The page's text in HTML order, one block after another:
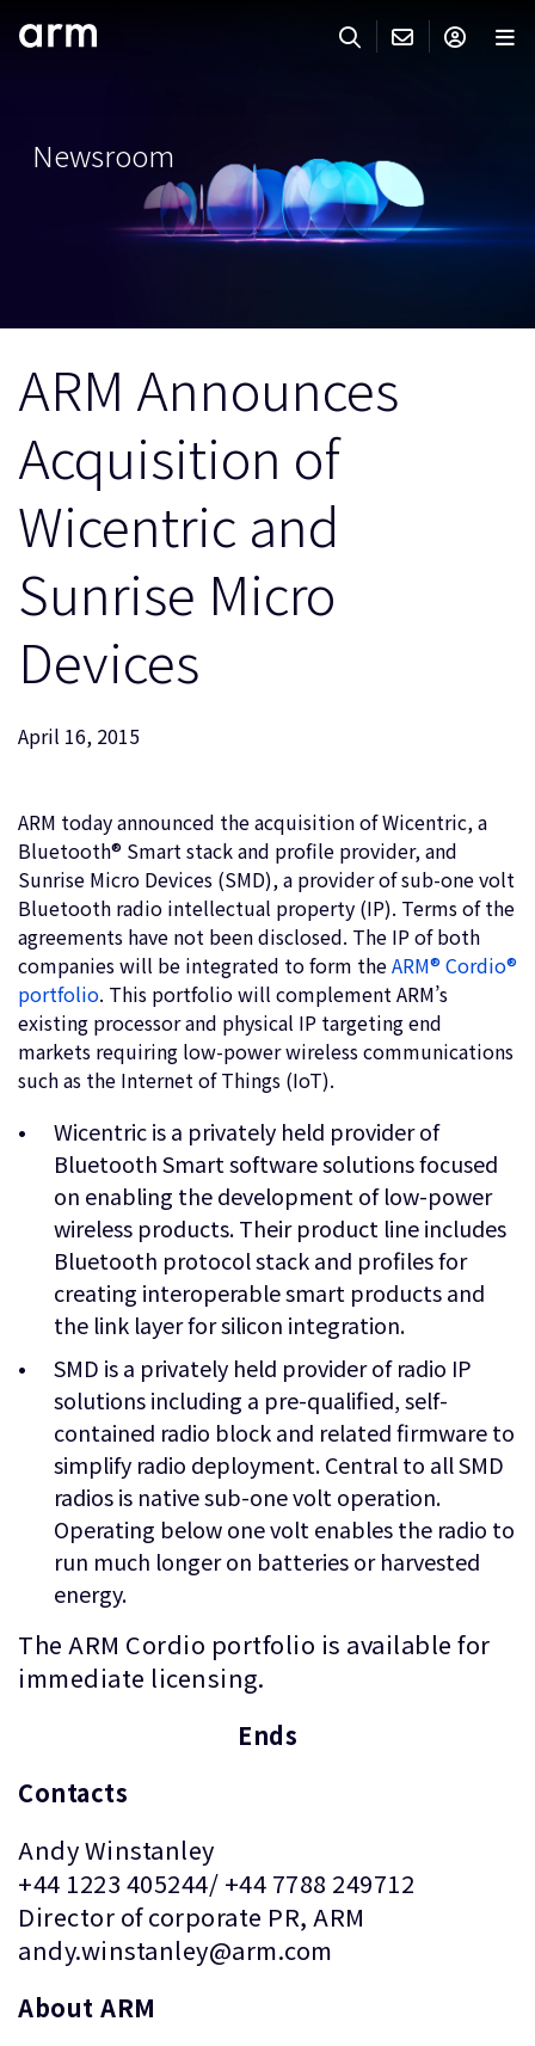
Skip to Footer
サポート
IP サポート
企業様向けFlexible Access
IPライセンスのお問い合わせ
その他のお問い合わせ
Arm Integrity Helpline
教育関連
報道関連
研究連携
ウェブサイト
IR関連
110 Fulbourn Road
Cambridge, UK
CB1 9NJ
Tel: + 44(1223) 400 400 [main reception]
Fax: + 44(1223) 400 410
全てのオフィスを見る
Armアカウント
ログインしてArmアカウントにアクセスする。
開発
サポート&トレーニング
企業情報
Newsroom
ARM Announces
Acquisition of
Wicentric and
Sunrise Micro
Devices
April 16, 2015
ARM today announced the acquisition of Wicentric, a
Bluetooth® Smart stack and profile provider, and
Sunrise Micro Devices (SMD), a provider of sub-one volt
Bluetooth radio intellectual property (IP). Terms of the
agreements have not been disclosed. The IP of both
companies will be integrated to form theARM® Cordio®
portfolio. This portfolio will complement ARM’s
existing processor and physical IP targeting end
markets requiring low-power wireless communications
such as the Internet of Things (IoT).
Wicentric is a privately held provider of
Bluetooth Smart software solutions focused
on enabling the development of low-power
wireless products. Their product line includes
Bluetooth protocol stack and profiles for
creating interoperable smart products and
the link layer for silicon integration.
SMD is a privately held provider of radio IP
solutions including a pre-qualified, self-
contained radio block and related firmware to
simplify radio deployment. Central to all SMD
radios is native sub-one volt operation.
Operating below one volt enables the radio to
run much longer on batteries or harvested
energy.
The ARM Cordio portfolio is available for
immediate licensing.
Ends
Contacts
Andy Winstanley
+44 1223 405244/ +44 7788 249712
Director of corporate PR, ARM
andy.winstanley@arm.com
About ARM